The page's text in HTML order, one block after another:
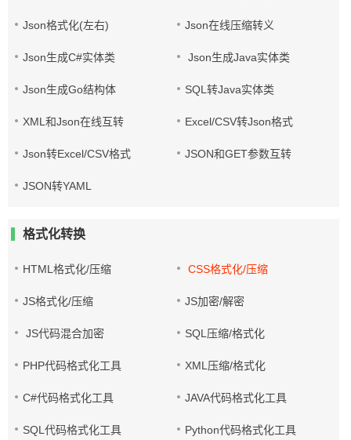
Json格式化(左右) Json在线压缩转义
Json生成C#实体类 Json生成Java实体类
Json生成Go结构体 SQL转Java实体类
XML和Json在线互转 Excel/CSV转Json格式
Json转Excel/CSV格式 JSON和GET参数互转
JSON转YAML
格式化转换
HTML格式化/压缩 CSS格式化/压缩
JS格式化/压缩 JS加密/解密
JS代码混合加密 SQL压缩/格式化
PHP代码格式化工具 XML压缩/格式化
C#代码格式化工具 JAVA代码格式化工具
SQL代码格式化工具 Python代码格式化工具